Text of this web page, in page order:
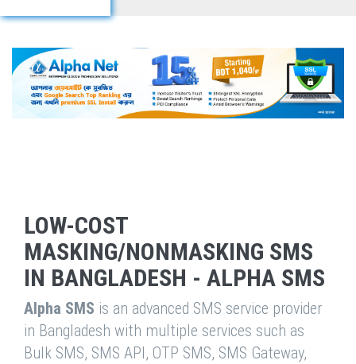
LOW-COST
MASKING/NONMASKING SMS
IN BANGLADESH - ALPHA SMS
Alpha SMS is an advanced SMS service provider
in Bangladesh with multiple services such as
Bulk SMS, SMS API, OTP SMS, SMS Gateway,